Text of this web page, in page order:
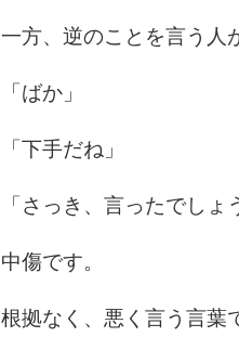
一方、逆のことを言う人
「ばか」
「下手だね」
「さっき、言ったでしょ
中傷です。
根拠なく、悪く言う言葉